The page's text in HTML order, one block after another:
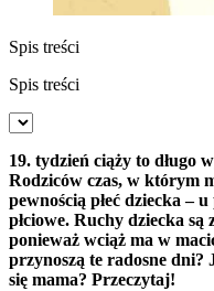
Spis treści
Spis treści
19. tydzień ciąży to długo
Rodziców czas, w którym
pewnością płeć dziecka –
płciowe. Ruchy dziecka
ponieważ wciąż ma w
przynoszą te radosne dni?
się mama? Przeczytaj!